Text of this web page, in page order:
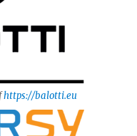
https://balotti.eu